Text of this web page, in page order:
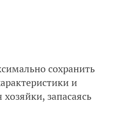
сохранить
и
запасаясь